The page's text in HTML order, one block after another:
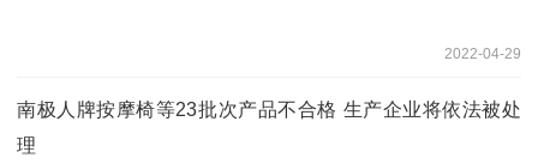
2022-04-29
南极人牌按摩椅等23批次产品不合格 生产企业将依法被处
理